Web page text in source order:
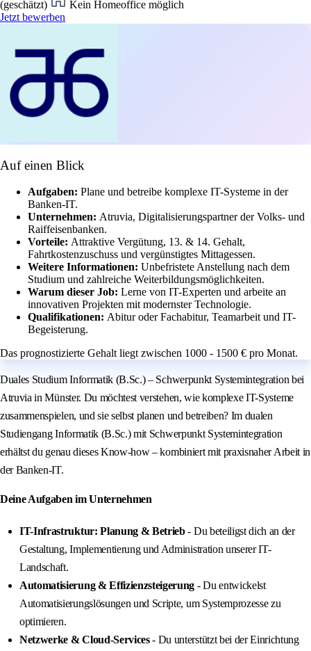
(geschätzt)
Kein Homeoffice möglich
Jetzt bewerben
Auf einen Blick
Aufgaben: Plane und betreibe komplexe IT-Systeme in der
Banken-IT.
Unternehmen: Atruvia, Digitalisierungspartner der Volks- und
Raiffeisenbanken.
Vorteile: Attraktive Vergütung, 13. & 14. Gehalt,
Fahrtkostenzuschuss und vergünstigtes Mittagessen.
Weitere Informationen: Unbefristete Anstellung nach dem
Studium und zahlreiche Weiterbildungsmöglichkeiten.
Warum dieser Job: Lerne von IT-Experten und arbeite an
innovativen Projekten mit modernster Technologie.
Qualifikationen: Abitur oder Fachabitur, Teamarbeit und IT-
Begeisterung.
Das prognostizierte Gehalt liegt zwischen 1000 - 1500 € pro Monat.
Duales Studium Informatik (B.Sc.) – Schwerpunkt Systemintegration bei
Atruvia in Münster. Du möchtest verstehen, wie komplexe IT-Systeme
zusammenspielen, und sie selbst planen und betreiben? Im dualen
Studiengang Informatik (B.Sc.) mit Schwerpunkt Systemintegration
erhältst du genau dieses Know-how – kombiniert mit praxisnaher Arbeit in
der Banken-IT.
Deine Aufgaben im Unternehmen
IT-Infrastruktur: Planung & Betrieb- Du beteiligst dich an der
Gestaltung, Implementierung und Administration unserer IT-
Landschaft.
Automatisierung & Effizienzsteigerung - Du entwickelst
Automatisierungslösungen und Scripte, um Systemprozesse zu
optimieren.
Netzwerke & Cloud-Services- Du unterstützt bei der Einrichtung